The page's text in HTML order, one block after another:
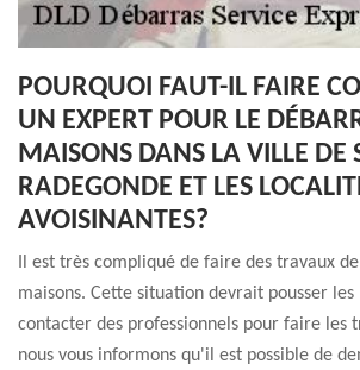
POURQUOI FAUT-IL FAIRE
UN EXPERT POUR LE
MAISONS DANS LA VILLE DE
RADEGONDE ET LES
AVOISINANTES?
Il est très compliqué de faire des travaux
maisons. Cette situation devrait pousser
contacter des professionnels pour faire les
nous vous informons qu'il est possible de